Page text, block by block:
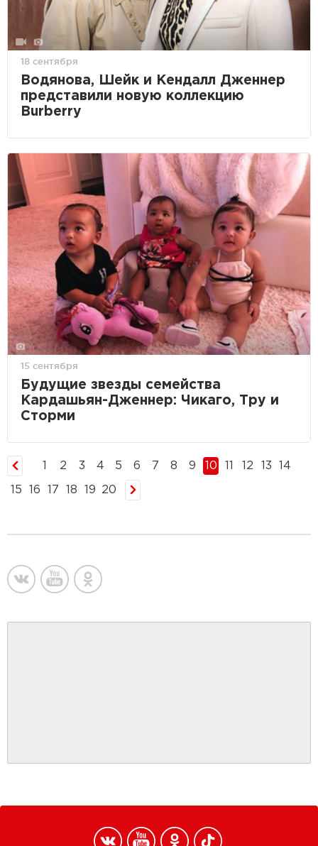
18 сентября
Водянова, Шейк и Кендалл Дженнер
представили новую коллекцию
Burberry
15 сентября
Будущие звезды семейства
Кардашьян-Дженнер: Чикаго, Тру и
Сторми
2 3 4 5 6 7 8 9 10 12 13 14
15 16 17 18 19 20